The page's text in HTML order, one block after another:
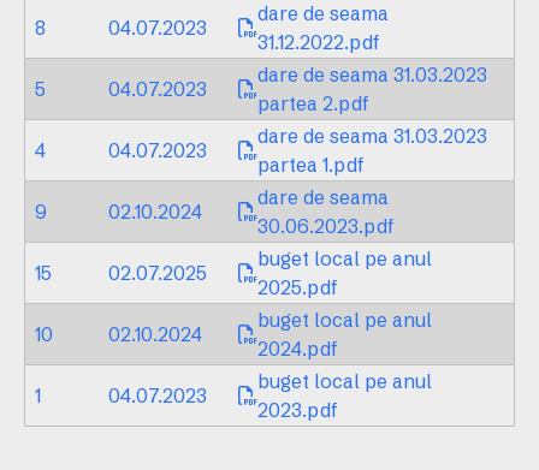
8
04.07.2023
dare de seama
31.12.2022.pdf
5
04.07.2023
dare de seama 31.03.2023
partea 2.pdf
4
04.07.2023
dare de seama 31.03.2023
partea 1.pdf
9
02.10.2024
dare de seama
30.06.2023.pdf
15
02.07.2025
buget local pe anul
2025.pdf
10
02.10.2024
buget local pe anul
2024.pdf
1
04.07.2023
buget local pe anul
2023.pdf